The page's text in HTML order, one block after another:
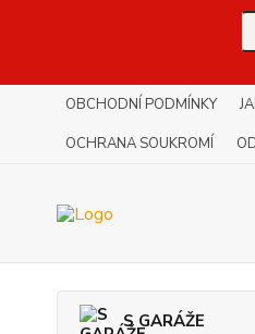
OBCHODNÍ PODMÍNKY
OCHRANA SOUKROMÍ
S GARÁŽE